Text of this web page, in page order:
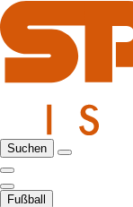
Suchen
Fußball